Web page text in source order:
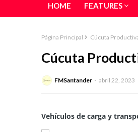
HOME FEATURES
Página Principal Cúcuta
Cúcuta
FMSantander abril 22, 2023
Vehículos de carga y